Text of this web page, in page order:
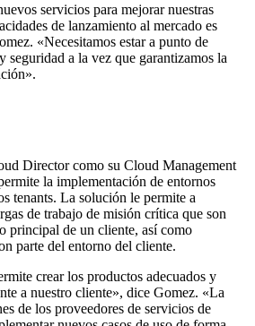
servicios para mejorar nuestras
de lanzamiento al mercado es
«Necesitamos estar a punto de
seguridad a la vez que garantizamos la
Director como su Cloud Management
la implementación de entornos
tenants. La solución le permite a
de trabajo de misión crítica que son
principal de un cliente, así como
parte del entorno del cliente.
crear los productos adecuados y
a nuestro cliente», dice Gomez. «La
de los proveedores de servicios de